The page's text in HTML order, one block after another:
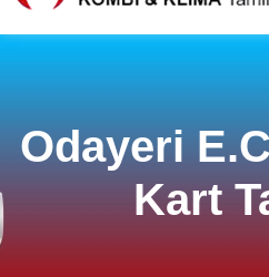
Odayeri
Kart